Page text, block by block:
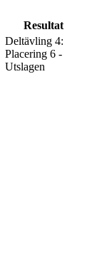
Resultat
Deltävling 4:
Placering 6 -
Utslagen